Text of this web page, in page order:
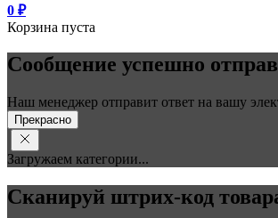
0 ₽
Корзина пуста
Сообщение успешно
Наш менеджер отправит ответ на вашу
Прекрасно
Загружаем категории...
Сканируй штрих-код